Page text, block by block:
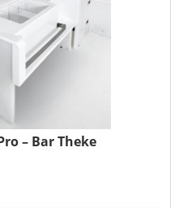
– Bar Theke